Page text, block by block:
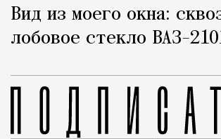
Вид из моего окна:
лобовое стекло ВАЗ-